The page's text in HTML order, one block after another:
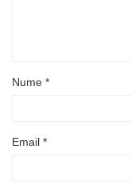
Nume *
Email *